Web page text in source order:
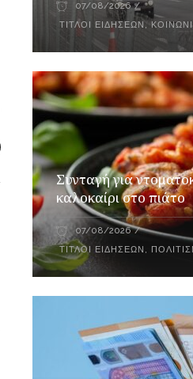
07/08/2026
ΤΊΤΛΟΙ ΕΙΔΉΣΕΩΝ ,
Συνταγή για
καλοκαίρι στο πιάτο
07/08/2026
ΤΊΤΛΟΙ ΕΙΔΉΣΕΩΝ ,